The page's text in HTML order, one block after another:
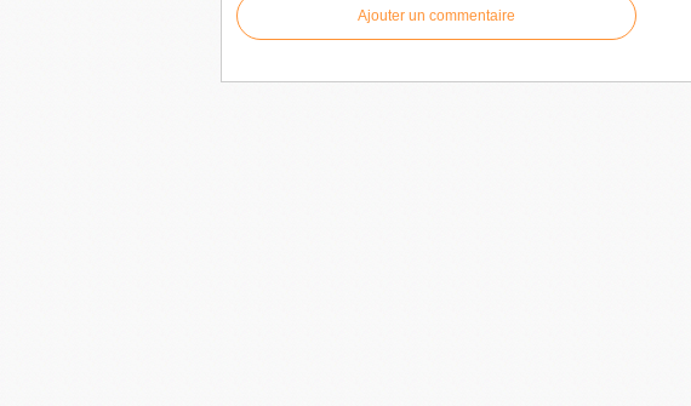
Ajouter un commentaire